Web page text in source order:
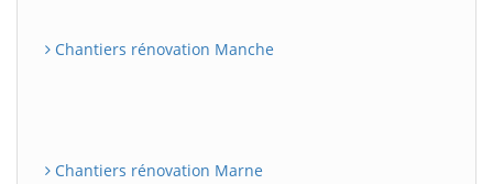
Chantiers rénovation Manche
Chantiers rénovation Marne